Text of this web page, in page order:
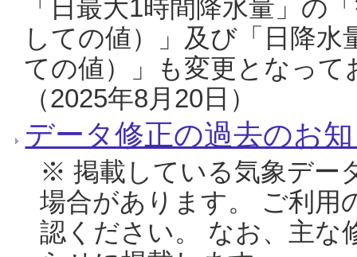
「日最大1時間降水量」の
しての値）」及び「日降
ての値）」も変更となっ
（2025年8月20日）
データ修正の過去のお
※ 掲載している気象デー
場合があります。 ご利用
認ください。 なお、主な